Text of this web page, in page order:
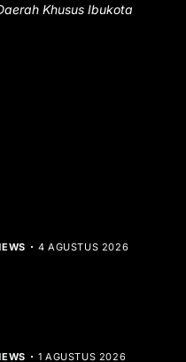
Khusus Ibukota
4 AGUSTUS 2026
1 AGUSTUS 2026